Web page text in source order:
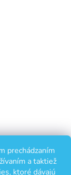
prechádzaním
a taktiež
ktoré dávajú